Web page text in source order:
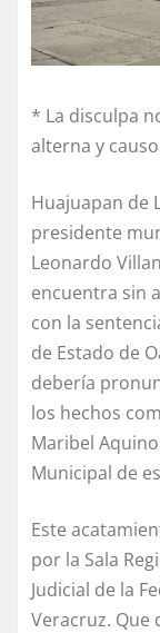
* La disculpa
alterna y
Huajuapan de
presidente
Leonardo
encuentra sin
con la
de Estado de
debería
los hechos
Maribel
Municipal de
Este
por la Sala
Judicial de la
Veracruz. Que